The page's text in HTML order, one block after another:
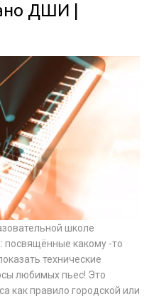
ДШИ |
школе
посвящённые какому -то
технические
любимых пьес! Это
как правило городской или